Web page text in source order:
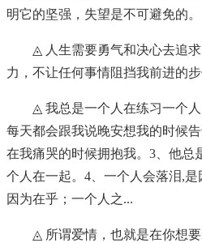
明它的坚强，失望是不可避免的。
◬ 人生需要勇气和决心去追
力，不让任何事情阻挡我前进的步
◬ 我总是一个人在练习一个
每天都会跟我说晚安想我的时候
在我痛哭的时候拥抱我。3、他总
个人在一起。4、一个人会落泪,
因为在乎；一个人之...
◬ 所谓爱情，也就是在你想